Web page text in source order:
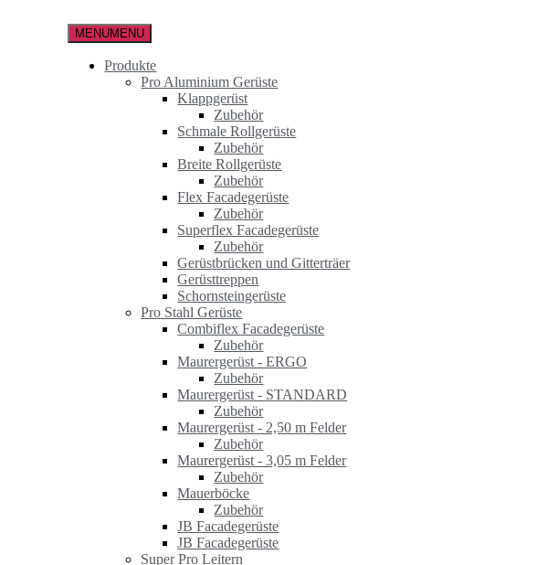
MENUMENU
Produkte
Pro Aluminium Gerüste
Klappgerüst
Zubehör
Schmale Rollgerüste
Zubehör
Breite Rollgerüste
Zubehör
Flex Facadegerüste
Zubehör
Superflex Facadegerüste
Zubehör
Gerüstbrücken und Gitterträer
Gerüsttreppen
Schornsteingerüste
Pro Stahl Gerüste
Combiflex Facadegerüste
Zubehör
Maurergerüst - ERGO
Zubehör
Maurergerüst - STANDARD
Zubehör
Maurergerüst - 2,50 m Felder
Zubehör
Maurergerüst - 3,05 m Felder
Zubehör
Mauerböcke
Zubehör
JB Facadegerüste
JB Facadegerüste
Super Pro Leitern